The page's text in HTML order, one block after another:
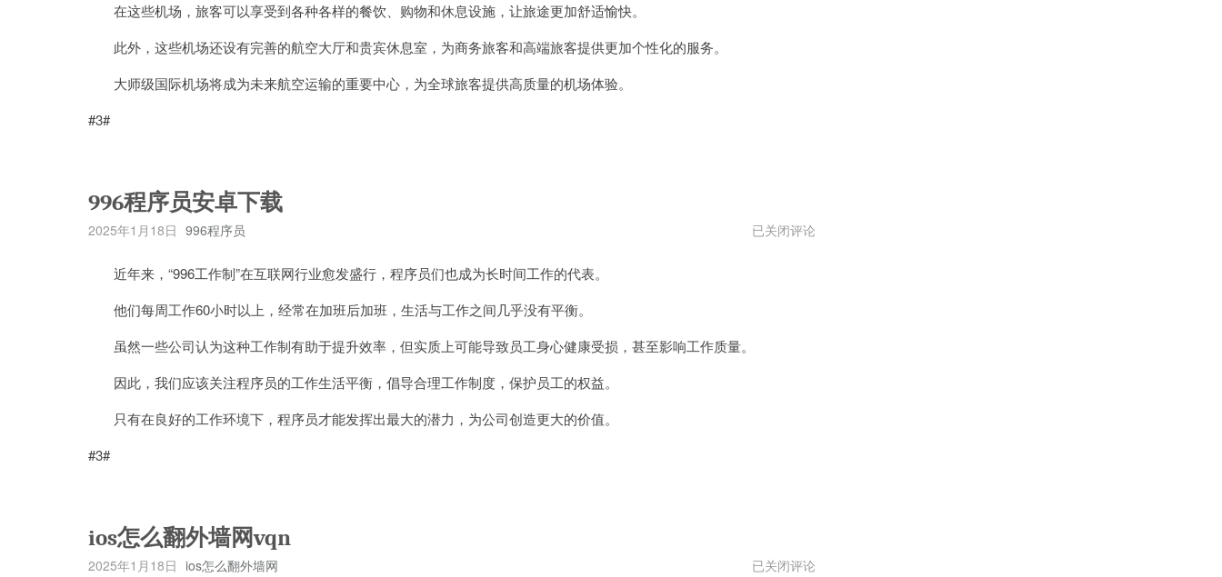
在这些机场，旅客可以享受到各种各样的餐饮、购物和休息设施，让旅途更加舒适愉快。
此外，这些机场还设有完善的航空大厅和贵宾休息室，为商务旅客和高端旅客提供更加个性化的服务。
大师级国际机场将成为未来航空运输的重要中心，为全球旅客提供高质量的机场体验。
#3#
996程序员安卓下载
2025年1月18日 996程序员
996
已关闭评论
近年来，“996工作制”在互联网行业愈发盛行，程序员们也成为长时间工作的代表。
他们每周工作60小时以上，经常在加班后加班，生活与工作之间几乎没有平衡。
虽然一些公司认为这种工作制有助于提升效率，但实质上可能导致员工身心健康受损，甚至影响工作质量。
因此，我们应该关注程序员的工作生活平衡，倡导合理工作制度，保护员工的权益。
只有在良好的工作环境下，程序员才能发挥出最大的潜力，为公司创造更大的价值。
#3#
ios怎么翻外墙网vqn
2025年1月18日 ios怎么翻外墙网
ios
已关闭评论